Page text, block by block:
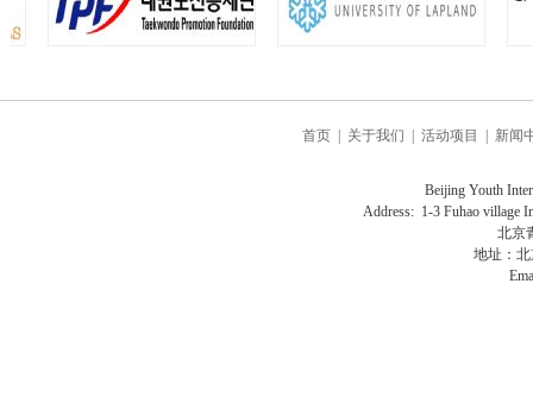
首页 关于我们 活动项目 新闻
Beijing Youth
Address: 1-3 Fuhao village
北京
地址：